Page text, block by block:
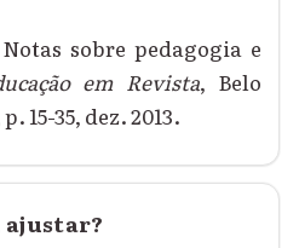
sobre pedagogia e
em Revista, Belo
15-35, dez. 2013.